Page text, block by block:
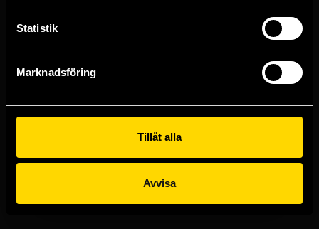
Statistik
Marknadsföring
Tillåt alla
Avvisa
Västerlånggatan 48
Göteborgsbutiken
Kungsgatan 19
Malmöbutiken
582 19 Linköping